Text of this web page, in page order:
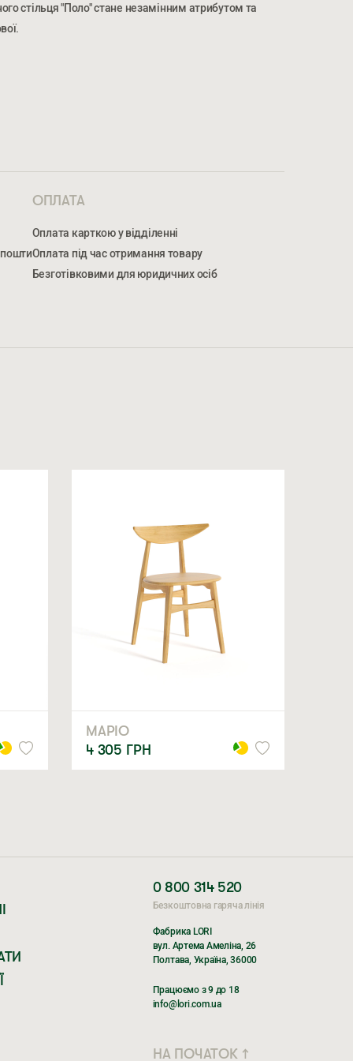
стільця "Поло" стане незамінним атрибутом та
пошти
ОПЛАТА
Оплата карткою у відділенні
Оплата під час отримання товару
Безготівковими для юридичних осіб
МАРІО
4 305 ГРН
0 800 314 520
Безкоштовна гаряча лінія
Фабрика LORI
вул. Артема Амеліна, 26
Полтава, Україна, 36000
Працюємо з 9 до 18
info@lori.com.ua
НА ПОЧАТОК ↑